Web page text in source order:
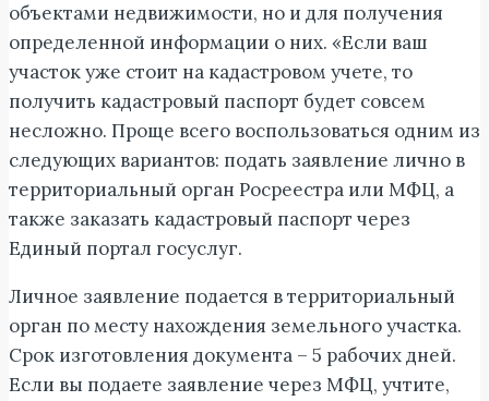
объектами недвижимости, но и для получения
определенной информации о них. «Если ваш
участок уже стоит на кадастровом учете, то
получить кадастровый паспорт будет совсем
несложно. Проще всего воспользоваться одним из
следующих вариантов: подать заявление лично в
территориальный орган Росреестра или МФЦ, а
также заказать кадастровый паспорт через
Единый портал госуслуг.
Личное заявление подается в территориальный
орган по месту нахождения земельного участка.
Срок изготовления документа – 5 рабочих дней.
Если вы подаете заявление через МФЦ, учтите,